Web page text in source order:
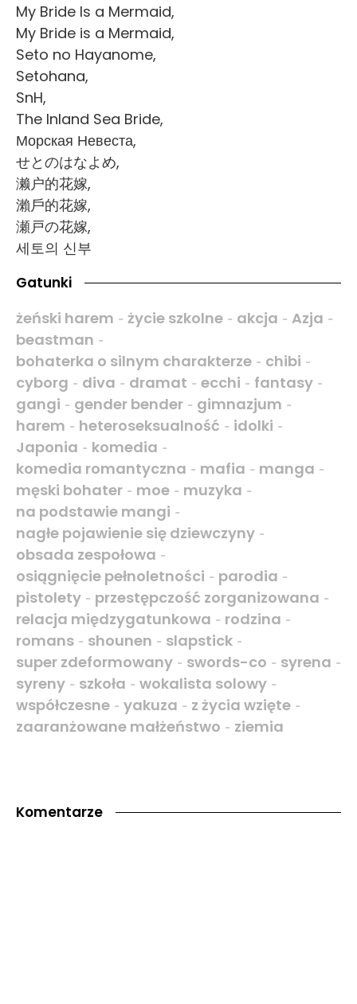
My Bride Is a Mermaid,
My Bride is a Mermaid,
Seto no Hayanome,
Setohana,
SnH,
The Inland Sea Bride,
Морская Невеста,
せとのはなよめ,
濑户的花嫁,
瀨戶的花嫁,
瀬戸の花嫁,
세토의 신부
Gatunki
żeński harem - życie szkolne - akcja - Azja -
beastman -
bohaterka o silnym charakterze - chibi -
cyborg - diva - dramat - ecchi - fantasy -
gangi - gender bender - gimnazjum -
harem - heteroseksualność - idolki -
Japonia - komedia -
komedia romantyczna - mafia - manga -
męski bohater - moe - muzyka -
na podstawie mangi -
nagłe pojawienie się dziewczyny -
obsada zespołowa -
osiągnięcie pełnoletności - parodia -
pistolety - przestępczość zorganizowana -
relacja międzygatunkowa - rodzina -
romans - shounen - slapstick -
super zdeformowany - swords-co - syrena -
syreny - szkoła - wokalista solowy -
współczesne - yakuza - z życia wzięte -
zaaranżowane małżeństwo - ziemia
Komentarze